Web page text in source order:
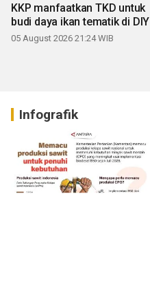
KKP manfaatkan TKD untuk
budi daya ikan tematik di DIY
05 August 2026 21:24 WIB
Infografik